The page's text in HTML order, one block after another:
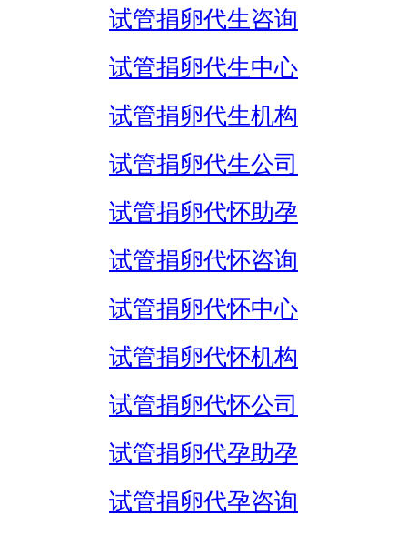
试管捐卵代生咨询
试管捐卵代生中心
试管捐卵代生机构
试管捐卵代生公司
试管捐卵代怀助孕
试管捐卵代怀咨询
试管捐卵代怀中心
试管捐卵代怀机构
试管捐卵代怀公司
试管捐卵代孕助孕
试管捐卵代孕咨询